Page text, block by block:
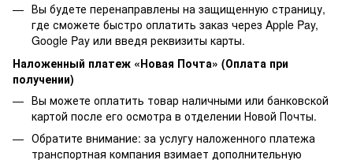
Вы будете перенаправлены на защищенную страницу,
где сможете быстро оплатить заказ через Apple Pay,
Google Pay или введя реквизиты карты.
Наложенный платеж «Новая Почта» (Оплата при
получении)
Вы можете оплатить товар наличными или банковской
картой после его осмотра в отделении Новой Почты.
Обратите внимание: за услугу наложенного платежа
транспортная компания взимает дополнительную